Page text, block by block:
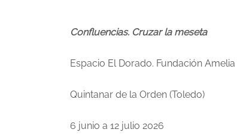
Confluencias. Cruzar la meseta
Espacio El Dorado. Fundación
Quintanar de la Orden (Toledo)
6 junio a 12 julio 2026